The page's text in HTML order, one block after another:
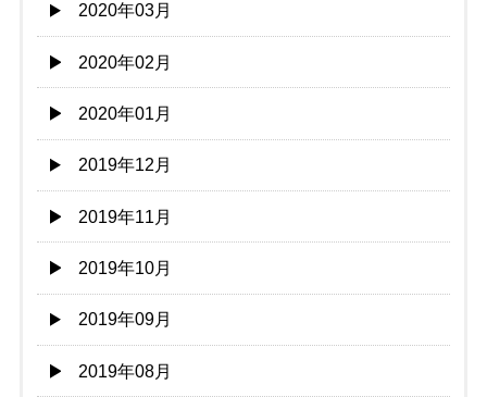
2020年03月
2020年02月
2020年01月
2019年12月
2019年11月
2019年10月
2019年09月
2019年08月